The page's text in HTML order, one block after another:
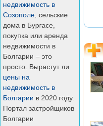
недвижимость в
Созополе , сельские
дома в Бургасе,
покупка или аренда
недвижимости в
Болгарии – это
просто. Вырастут ли
цены на
недвижимость в
Болгарии в 2020 году.
Портал застройщиков
Болгарии